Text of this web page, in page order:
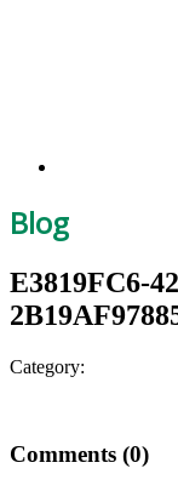
Blog
E3819FC6-
Category:
Comments (0)